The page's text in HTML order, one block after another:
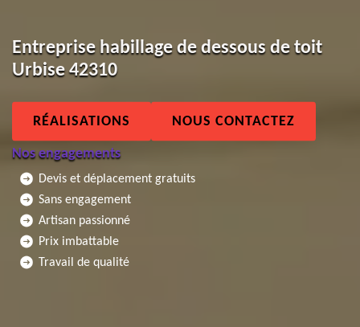
Entreprise habillage de dessous de toit
Urbise 42310
RÉALISATIONS NOUS CONTACTEZ
Nos engagements
Devis et déplacement gratuits
Sans engagement
Artisan passionné
Prix imbattable
Travail de qualité